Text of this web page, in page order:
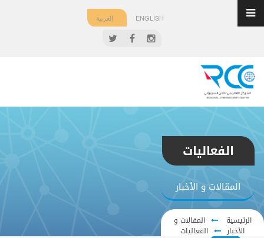
ENGLISH العربية
الفعاليات
المقالات و الأخبار
الرئيسية
المقالات و
الأخبار
الفعاليات